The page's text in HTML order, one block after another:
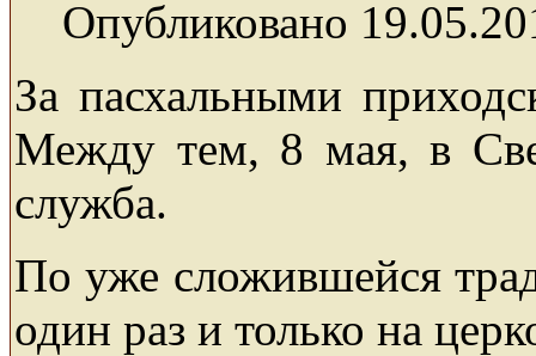
Опубликовано
За пасхальными
Между тем, 8 мая, в
служба.
По уже сложившейся
один раз и только на